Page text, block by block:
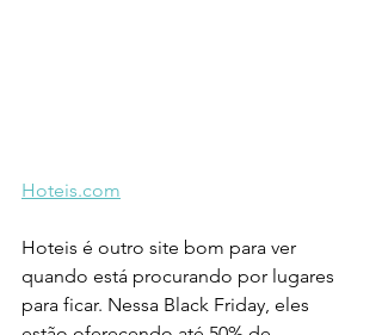
Hoteis.com
Hoteis é outro site bom para ver
quando está procurando por lugares
para ficar. Nessa Black Friday, eles